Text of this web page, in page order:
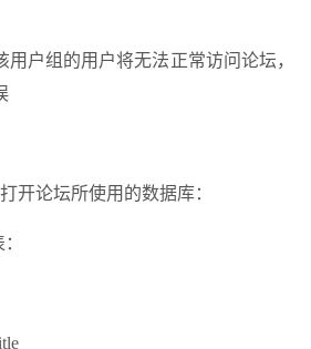
户组的用户将无法正常访问论坛，
开论坛所使用的数据库：